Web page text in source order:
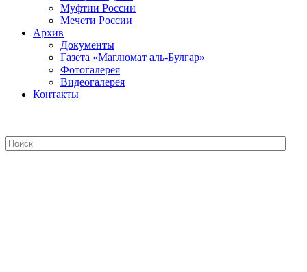
Муфтии России
Мечети России
Архив
Документы
Газета «Маглюмат аль-Булгар»
Фотогалерея
Видеогалерея
Контакты